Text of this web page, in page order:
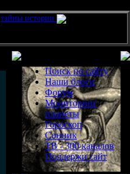
тайны истории
Поиск по сайту
Наши блоги
Форум
Мониторинг
планеты
Гороскоп
Сонник
ТВ - 300 каналов
Поддержи сайт